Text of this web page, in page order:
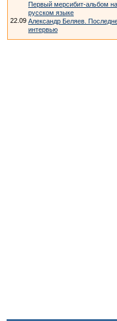
Первый мерсибит-альбом на
русском языке
22.09 Александр Беляев.
интервью